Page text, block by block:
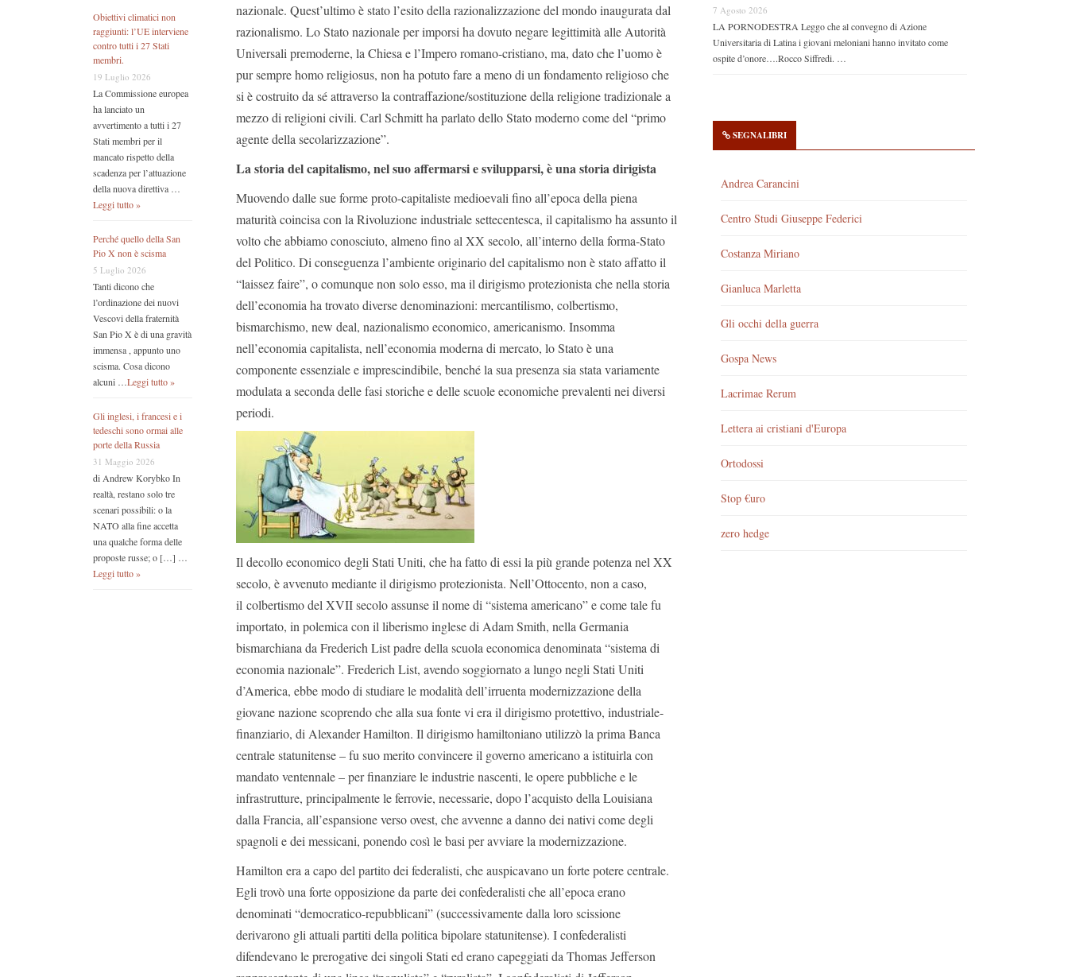
Obiettivi climatici non
raggiunti: l’UE interviene
contro tutti i 27 Stati
membri.
19 Luglio 2026
La Commissione europea
ha lanciato un
avvertimento a tutti i 27
Stati membri per il
mancato rispetto della
scadenza per l’attuazione
della nuova direttiva …
Leggi tutto »
Perché quello della San
Pio X non è scisma
5 Luglio 2026
Tanti dicono che
l’ordinazione dei nuovi
Vescovi della fraternità
San Pio X è di una gravità
immensa , appunto uno
scisma. Cosa dicono
alcuni …Leggi tutto »
Gli inglesi, i francesi e i
tedeschi sono ormai alle
porte della Russia
31 Maggio 2026
di Andrew Korybko In
realtà, restano solo tre
scenari possibili: o la
NATO alla fine accetta
una qualche forma delle
proposte russe; o […] …
Leggi tutto »
nazionale. Quest’ultimo è stato l’esito della razionalizzazione del mondo inaugurata dal
razionalismo. Lo Stato nazionale per imporsi ha dovuto negare legittimità alle Autorità
Universali premoderne, la Chiesa e l’Impero romano-cristiano, ma, dato che l’uomo è
pur sempre homo religiosus, non ha potuto fare a meno di un fondamento religioso che
si è costruito da sé attraverso la contraffazione/sostituzione della religione tradizionale a
mezzo di religioni civili. Carl Schmitt ha parlato dello Stato moderno come del “primo
agente della secolarizzazione”.
La storia del capitalismo, nel suo affermarsi e svilupparsi, è una storia dirigista
Muovendo dalle sue forme proto-capitaliste medioevali fino all’epoca della piena
maturità coincisa con la Rivoluzione industriale settecentesca, il capitalismo ha assunto il
volto che abbiamo conosciuto, almeno fino al XX secolo, all’interno della forma-Stato
del Politico. Di conseguenza l’ambiente originario del capitalismo non è stato affatto il
“laissez faire”, o comunque non solo esso, ma il dirigismo protezionista che nella storia
dell’economia ha trovato diverse denominazioni: mercantilismo, colbertismo,
bismarchismo, new deal, nazionalismo economico, americanismo. Insomma
nell’economia capitalista, nell’economia moderna di mercato, lo Stato è una
componente essenziale e imprescindibile, benché la sua presenza sia stata variamente
modulata a seconda delle fasi storiche e delle scuole economiche prevalenti nei diversi
periodi.
Il decollo economico degli Stati Uniti, che ha fatto di essi la più grande potenza nel XX
secolo, è avvenuto mediante il dirigismo protezionista. Nell’Ottocento, non a caso,
il colbertismo del XVII secolo assunse il nome di “sistema americano” e come tale fu
importato, in polemica con il liberismo inglese di Adam Smith, nella Germania
bismarchiana da Frederich List padre della scuola economica denominata “sistema di
economia nazionale”. Frederich List, avendo soggiornato a lungo negli Stati Uniti
d’America, ebbe modo di studiare le modalità dell’irruenta modernizzazione della
giovane nazione scoprendo che alla sua fonte vi era il dirigismo protettivo, industriale-
finanziario, di Alexander Hamilton. Il dirigismo hamiltoniano utilizzò la prima Banca
centrale statunitense – fu suo merito convincere il governo americano a istituirla con
mandato ventennale – per finanziare le industrie nascenti, le opere pubbliche e le
infrastrutture, principalmente le ferrovie, necessarie, dopo l’acquisto della Louisiana
dalla Francia, all’espansione verso ovest, che avvenne a danno dei nativi come degli
spagnoli e dei messicani, ponendo così le basi per avviare la modernizzazione.
Hamilton era a capo del partito dei federalisti, che auspicavano un forte potere centrale.
Egli trovò una forte opposizione da parte dei confederalisti che all’epoca erano
denominati “democratico-repubblicani” (successivamente dalla loro scissione
derivarono gli attuali partiti della politica bipolare statunitense). I confederalisti
difendevano le prerogative dei singoli Stati ed erano capeggiati da Thomas Jefferson
7 Agosto 2026
LA PORNODESTRA Leggo che al convegno di Azione
Universitaria di Latina i giovani meloniani hanno invitato come
ospite d’onore….Rocco Siffredi. …
SEGNALIBRI
Andrea Carancini
Centro Studi Giuseppe Federici
Costanza Miriano
Gianluca Marletta
Gli occhi della guerra
Gospa News
Lacrimae Rerum
Lettera ai cristiani d'Europa
Ortodossi
Stop €uro
zero hedge